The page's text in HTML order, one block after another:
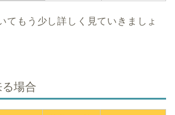
てもう少し詳しく見ていきましょ
場合